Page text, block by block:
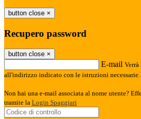
button close ×
Recupero password
button close ×
E-mail
all'indirizzo indicato con le istruzioni necessarie.
Non hai una e-mail associata al nome utente?
tramite la Login Spaggiari